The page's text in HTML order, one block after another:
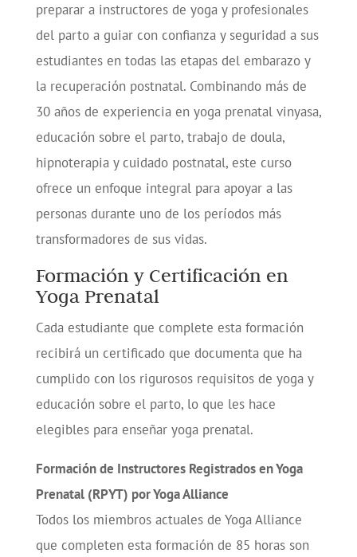
preparar a instructores de yoga y profesionales
del parto a guiar con confianza y seguridad a sus
estudiantes en todas las etapas del embarazo y
la recuperación postnatal. Combinando más de
30 años de experiencia en yoga prenatal vinyasa,
educación sobre el parto, trabajo de doula,
hipnoterapia y cuidado postnatal, este curso
ofrece un enfoque integral para apoyar a las
personas durante uno de los períodos más
transformadores de sus vidas.
Formación y Certificación en
Yoga Prenatal
Cada estudiante que complete esta formación
recibirá un certificado que documenta que ha
cumplido con los rigurosos requisitos de yoga y
educación sobre el parto, lo que les hace
elegibles para enseñar yoga prenatal.
Formación de Instructores Registrados en Yoga
Prenatal (RPYT) por Yoga Alliance
Todos los miembros actuales de Yoga Alliance
que completen esta formación de 85 horas son